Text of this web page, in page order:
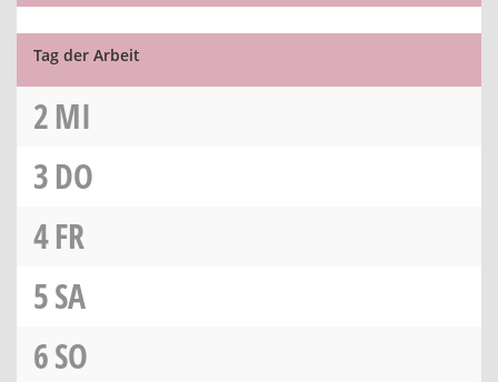
Tag der Arbeit
2MI
3DO
4FR
5SA
6SO